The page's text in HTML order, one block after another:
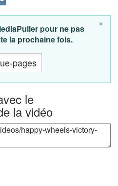
×
pour ne pas
la prochaine fois.
pages
le
la vidéo